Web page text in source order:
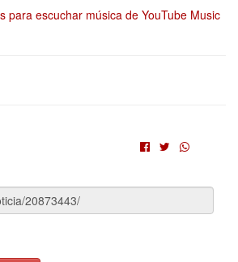
para escuchar música de YouTube Music